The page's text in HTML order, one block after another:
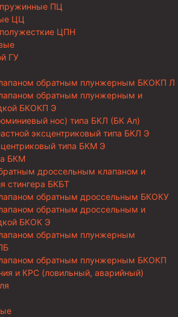
ПЦ
ЦЦ
ЦПН
ГУ
обратным плунжерным БКОКП Л
обратным плунжерным и
БКОКП Э
нос) типа БКЛ (БК Ал)
эксцентриковый типа БКЛ Э
типа БКМ Э
БКМ
дроссельным клапаном и
стингера БКБТ
обратным дроссельным БКОКУ
обратным дроссельным и
БКОК Э
обратным плунжерным
обратным плунжерным БКОКП
и КРС (ловильный, аварийный)